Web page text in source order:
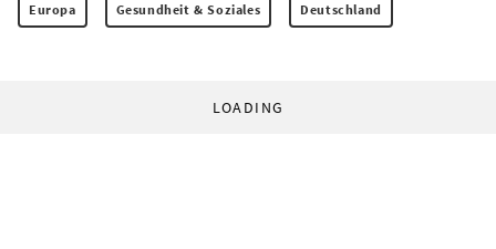
Europa Gesundheit & Soziales Deutschland
LOADING